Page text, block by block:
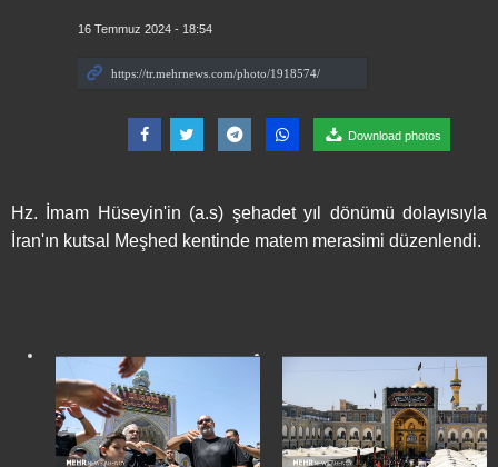
16 Temmuz 2024 - 18:54
Download photos
Hz. İmam Hüseyin'in (a.s) şehadet yıl dönümü dolayısıyla
İran'ın kutsal Meşhed kentinde matem merasimi düzenlendi.